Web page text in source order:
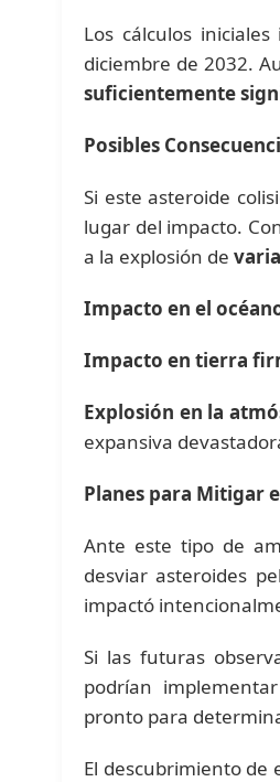
Los cálculos
diciembre de 2032.
suficientemente
Posibles
Si este asteroide
lugar del impacto.
a la explosión de
Impacto en el
Impacto en tierra
Explosión en la
expansiva
Planes para Mitigar
Ante este tipo de
desviar asteroides
impactó
Si las futuras
podrían
pronto para
El descubrimiento de